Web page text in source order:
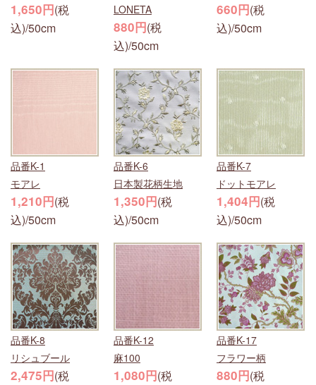
1,650円(税
込)/50cm
LONETA
880円(税
込)/50cm
660円(税
込)/50cm
品番K-1
モアレ
1,210円(税
込)/50cm
品番K-6
日本製花柄生地
1,350円(税
込)/50cm
品番K-7
ドットモアレ
1,404円(税
込)/50cm
品番K-8
リシュブール
2,475円(税
品番K-12
麻100
1,080円(税
品番K-17
フラワー柄
880円(税